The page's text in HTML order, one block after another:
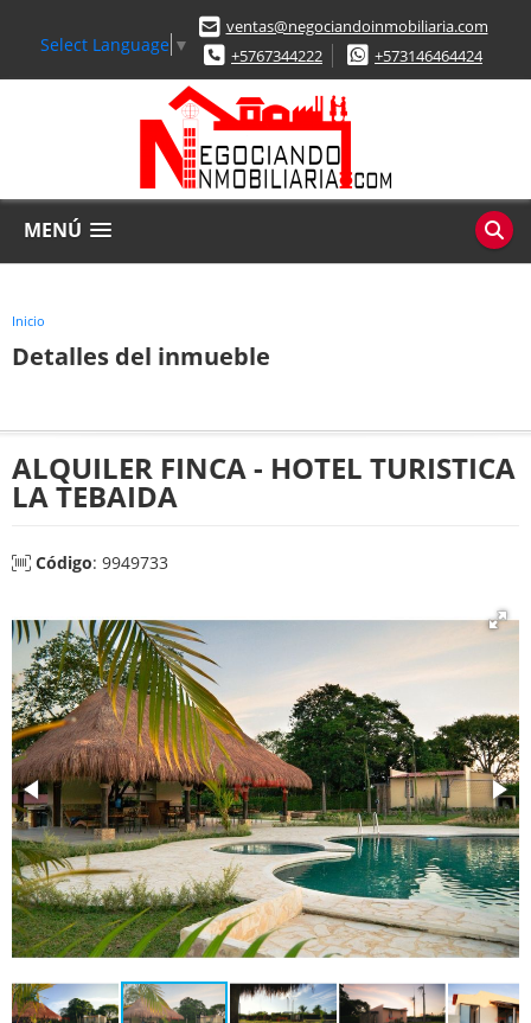
Select Language ▼
ventas@negociandoinmobiliaria.com
+5767344222
+573146464424
MENÚ
Inicio
Detalles del inmueble
ALQUILER FINCA - HOTEL TURISTICA
LA TEBAIDA
Código: 9949733